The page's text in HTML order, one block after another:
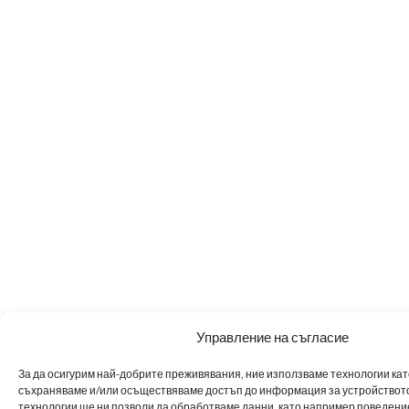
Управление на съгласие
За да осигурим най-добрите преживявания, ние използваме технологии
съхраняваме и/или осъществяваме достъп до информация за